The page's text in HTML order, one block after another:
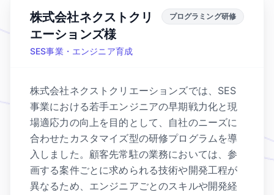
株式会社ネクストクリ
エーションズ様
SES事業・エンジニア育成
プログラミング研修
株式会社ネクストクリエーションズでは、SES
事業における若手エンジニアの早期戦力化と現
場適応力の向上を目的として、自社のニーズに
合わせたカスタマイズ型の研修プログラムを導
入しました。顧客先常駐の業務においては、参
画する案件ごとに求められる技術や開発工程が
異なるため、エンジニアごとのスキルや開発経